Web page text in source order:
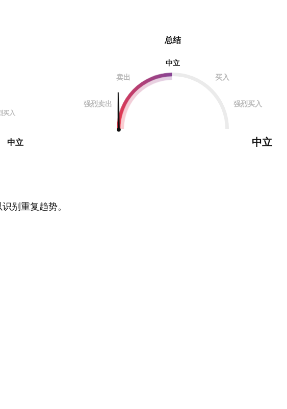
买入
中立
总结
中立
卖出
买入
强烈卖出 强烈买入
中立
别重复趋势。